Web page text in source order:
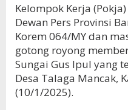
Kelompok Kerja
Dewan Pers Provinsi
Korem 064/MY dan
gotong royong
Sungai Gus Ipul yang
Desa Talaga Mancak,
(10/1/2025).